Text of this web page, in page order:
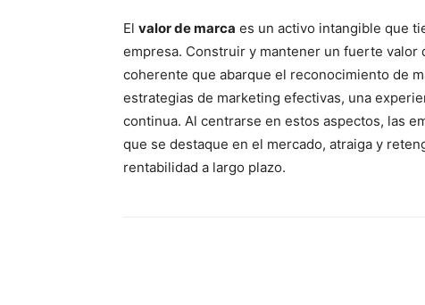
El valor de marca es un activo intangible que
empresa. Construir y mantener un fuerte
coherente que abarque el reconocimiento de
estrategias de marketing efectivas, una
continua. Al centrarse en estos aspectos, las
que se destaque en el mercado, atraiga y
rentabilidad a largo plazo.